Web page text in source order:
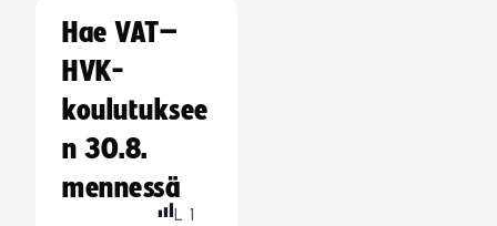
Hae VAT–
HVK-
koulutuksee
n 30.8.
mennessä
L 1